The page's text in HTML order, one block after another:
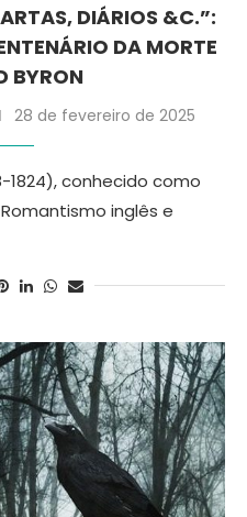
DIÁRIOS &C.”:
DA MORTE
BYRON
28 de fevereiro de 2025
1824), conhecido como
inglês e